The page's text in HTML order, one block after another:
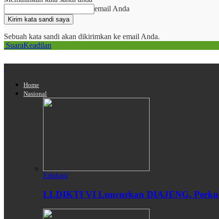
email Anda
Sebuah kata sandi akan dikirimkan ke email Anda.
SuaraKeadilan
Home
Nasional
Edukasi
LLDIKTI VI Luncurkan DIAJENG,